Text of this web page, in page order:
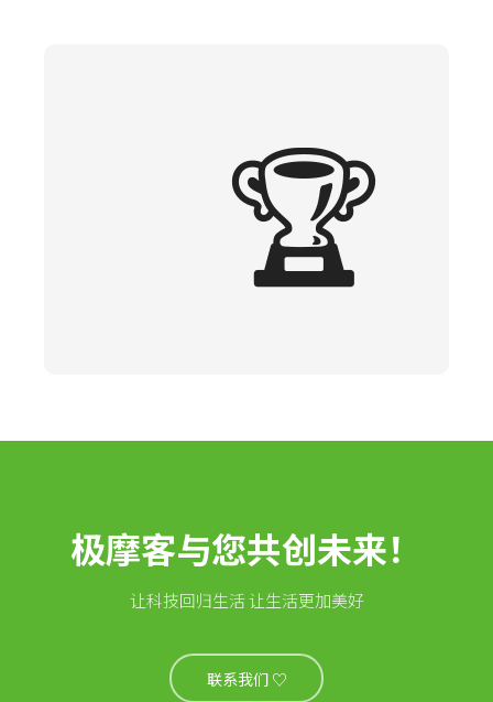
🏆
极摩客与您共创未来！
让科技回归生活 让生活更加美好
联系我们 ♡